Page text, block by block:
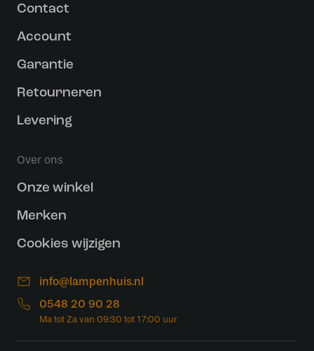
Contact
Account
Garantie
Retourneren
Levering
Over ons
Onze winkel
Merken
Cookies wijzigen
info@lampenhuis.nl
0548 20 90 28